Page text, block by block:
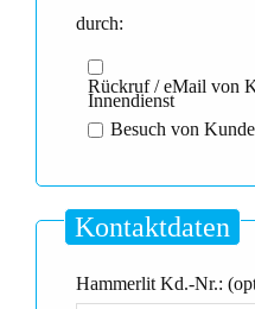
durch:
Rückruf / eMail von
Innendienst
Besuch von
Kontaktdaten
Hammerlit Kd.-Nr.: